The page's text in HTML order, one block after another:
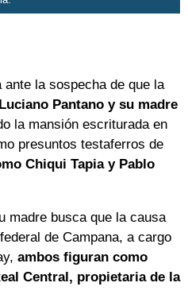
ante la sospecha de que la
Pantano y su madre
la mansión escriturada en
presuntos testaferros de
Chiqui Tapia y Pablo
madre busca que la causa
de Campana, a cargo
ambos figuran como
Central, propietaria de la